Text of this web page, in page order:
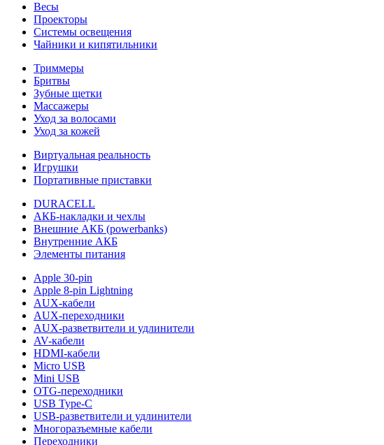
Весы
Проекторы
Системы освещения
Чайники и кипятильники
Триммеры
Бритвы
Зубные щетки
Массажеры
Уход за волосами
Уход за кожей
Виртуальная реальность
Игрушки
Портативные приставки
DURACELL
АКБ-накладки и чехлы
Внешние АКБ (powerbanks)
Внутренние АКБ
Элементы питания
Apple 30-pin
Apple 8-pin Lightning
AUX-кабели
AUX-переходники
AUX-разветвители и удлинители
AV-кабели
HDMI-кабели
Micro USB
Mini USB
OTG-переходники
USB Type-C
USB-разветвители и удлинители
Многоразъемные кабели
Переходники